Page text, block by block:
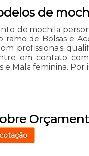
de
de mochila
ramo de Bolsas e
profissionais
em contato
Mala feminina. Por